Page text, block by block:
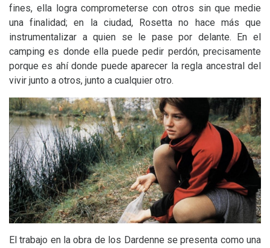
fines, ella logra comprometerse con otros sin que medie
una finalidad; en la ciudad, Rosetta no hace más que
instrumentalizar a quien se le pase por delante. En el
camping es donde ella puede pedir perdón, precisamente
porque es ahí donde puede aparecer la regla ancestral del
vivir junto a otros, junto a cualquier otro.
El trabajo en la obra de los Dardenne se presenta como una